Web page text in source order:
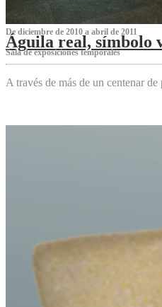
De diciembre de 2010 a abril de 2011
Águila real, símbolo
Sala de exposiciones temporales
A través de más de un centenar